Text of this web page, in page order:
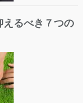
えるべき７つの